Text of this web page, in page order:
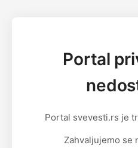
Portal
Portal svevesti.rs je
Zahvaljujemo se